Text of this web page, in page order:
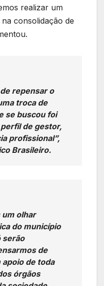
realizar um
consolidação de
repensar o
troca de
se buscou foi
de gestor,
profissional”,
Brasileiro.
um olhar
do município
serão
de
de toda
órgãos